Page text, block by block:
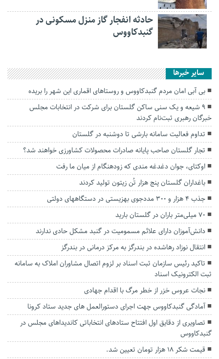
حادثه انفجار گاز منزل مسکونی در
گنبدکاووس
سایر خبرها
بی آبی امان مردم گنبدکاووس و روستاهای اقماری این شهر را بریده
۹ شیعه و یک سنی ساکن گلستان برای شرکت در انتخابات مجلس
خبرگان رهبری ثبت‌نام کردند
تداوم فعالیت سامانه بارشی تا دوشنبه در گلستان
تجار گلستان صاحب پایانه صادرات محصولات کشاورزی خواهند شد؟
اوکتای، جوان دغدغه مندی که زودهنگام از میان ما رفت
باغداران گلستان پنج هزار تُن زیتون تولید کردند
جذب ۴ هزار و ۳۰۰ مددجوی بهزیستی در دستگاههای دولتی
۷۰ میلی‌متر باران در گلستان بارید
دانش‌آموزان دارای علائم مسمومیت در گنبد مشکل حادی ندارند
انتقال نوزاد رهاشده در بندرگز به مرکز درمانی در بندرگز
تاکید رئیس سازمان ثبت اسناد بر لزوم اتصال مشاوران املاک به سامانه
ثبت الکترونیک اسناد
نجات عروس خزر از خطر مرگ با اقدام جهادی
آمادگی گنبدکاووس جهت اجرای دستورالعمل های جدید ستاد کرونا
تصاویری از دقایق اول افتتاح ستادهای انتخاباتی کاندیداهای مجلس در
گنبدکاووس
قیمت شکر ۱۸ هزار تومان تعیین شد.